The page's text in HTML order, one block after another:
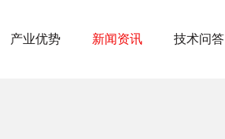
产业优势 新闻资讯 技术问答